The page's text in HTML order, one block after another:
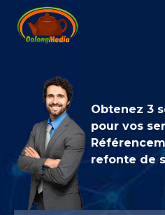
Obtenez 3
pour vos
refonte de